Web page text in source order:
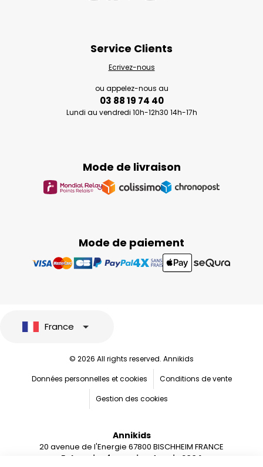
Mode de paiement
Mode de livraison
Service Clients
Ecrivez-nous
ou appelez-nous au
03 88 19 74 40
Lundi au vendredi 10h-12h30 14h-17h
France
© 2026 All rights reserved. Annikids
Données personnelles et cookies
Conditions de vente
Gestion des cookies
Annikids
20 avenue de l'Energie 67800 BISCHHEIM FRANCE
Entreprise française depuis 2004